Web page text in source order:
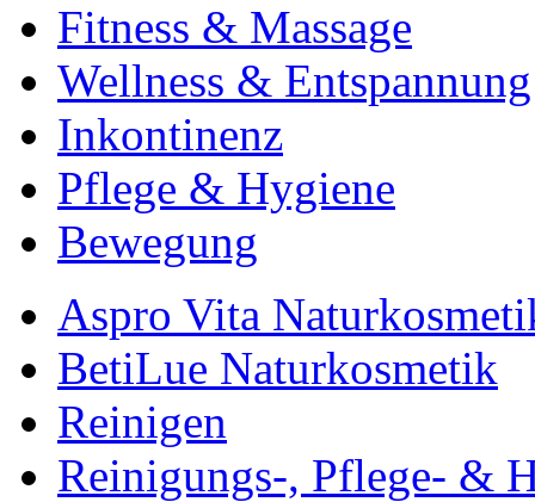
Fitness & Massage
Wellness & Entspannung
Inkontinenz
Pflege & Hygiene
Bewegung
Aspro Vita
BetiLue Naturkosmetik
Reinigen
Reinigungs-, Pflege- &